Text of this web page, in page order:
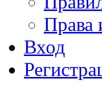
Права
Вход